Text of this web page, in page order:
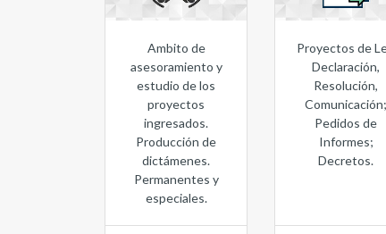
Ambito de
asesoramiento y
estudio de los
proyectos
ingresados.
Producción de
dictámenes.
Permanentes y
especiales.
Proyectos de
Declaración,
Resolución,
Comunicación;
Pedidos de
Informes;
Decretos.